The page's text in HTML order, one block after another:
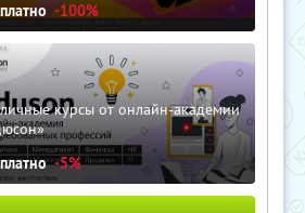
-100%
курсы от онлайн-академии
-5%